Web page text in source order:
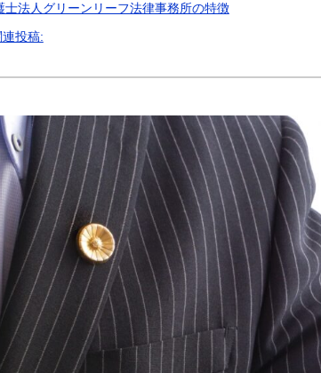
法人グリーンリーフ法律事務所の特徴
連投稿: